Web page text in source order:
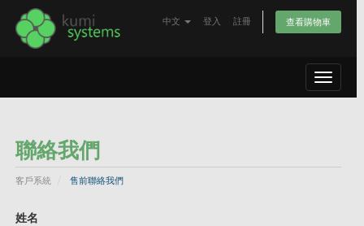
中文 登入 註冊 查看購物車
Toggle
聯絡我們
客戶系統 售前聯絡我們
姓名